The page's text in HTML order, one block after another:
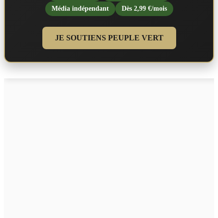
Média indépendant Dès 2,99 €/mois
JE SOUTIENS PEUPLE VERT